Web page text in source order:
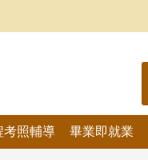
考照輔導 畢業即就業